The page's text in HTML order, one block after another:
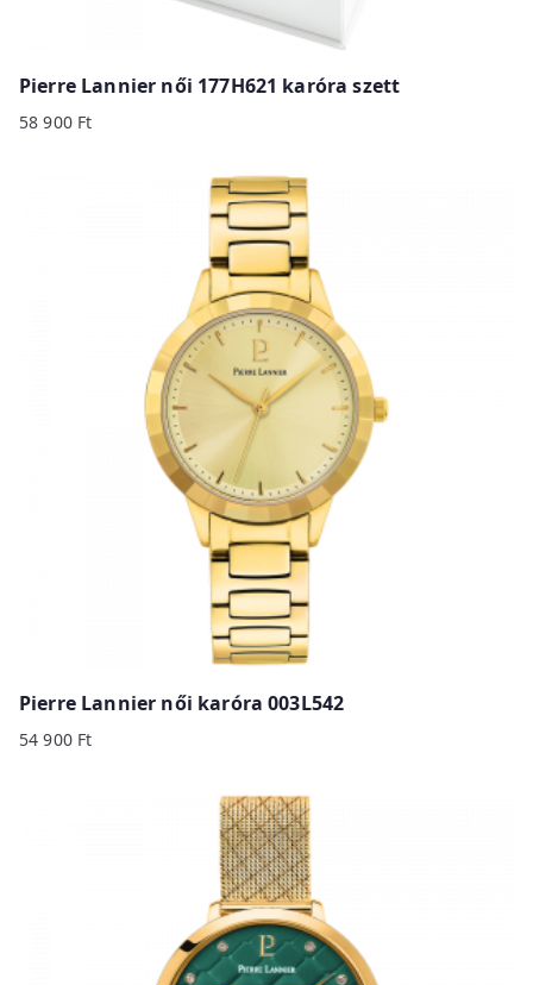
Pierre Lannier női 177H621 karóra szett
58 900 Ft
Pierre Lannier női karóra 003L542
54 900 Ft